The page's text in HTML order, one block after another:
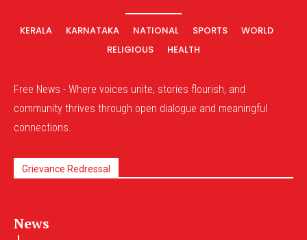
KERALA KARNATAKA NATIONAL SPORTS
WORLD
RELIGIOUS
HEALTH
Free News - Where voices unite, stories flourish, and
community thrives through open dialogue and meaningful
connections.
Grievance Redressal
News